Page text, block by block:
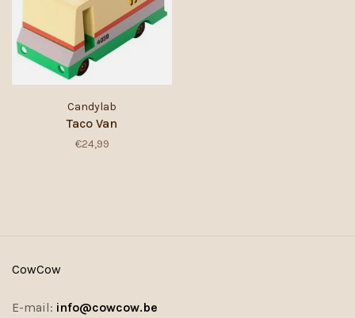
Candylab
Taco Van
€24,99
CowCow
E-mail: info@cowcow.be